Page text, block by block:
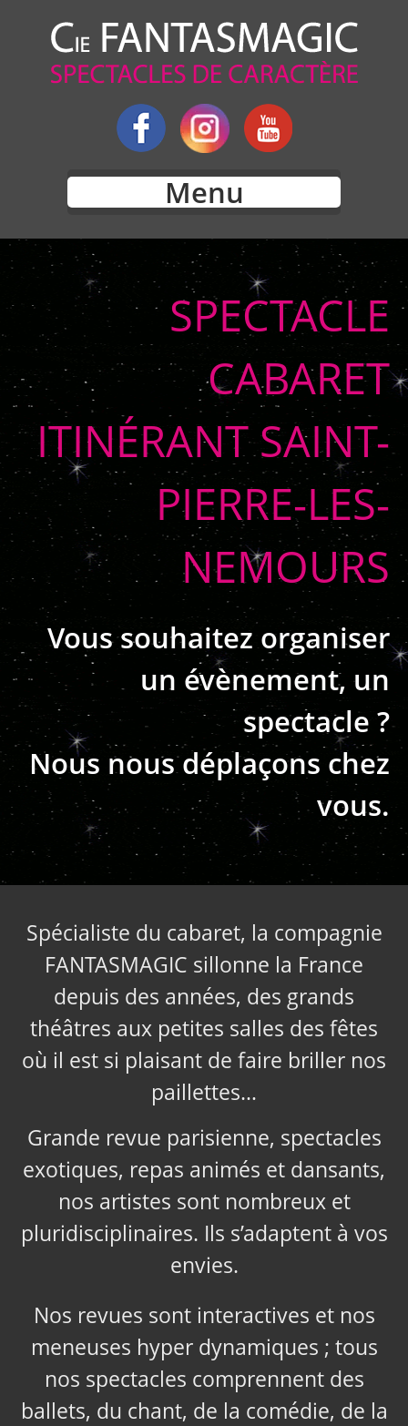
Menu
SPECTACLE
CABARET
ITINÉRANT SAINT-
PIERRE-LES-
NEMOURS
Vous souhaitez organiser
un évènement, un
spectacle ?
Nous nous déplaçons chez
vous.
Spécialiste du cabaret, la compagnie
FANTASMAGIC sillonne la France
depuis des années, des grands
théâtres aux petites salles des fêtes
où il est si plaisant de faire briller nos
paillettes…
Grande revue parisienne, spectacles
exotiques, repas animés et dansants,
nos artistes sont nombreux et
pluridisciplinaires. Ils s’adaptent à vos
envies.
Nos revues sont interactives et nos
meneuses hyper dynamiques ; tous
nos spectacles comprennent des
ballets, du chant, de la comédie, de la